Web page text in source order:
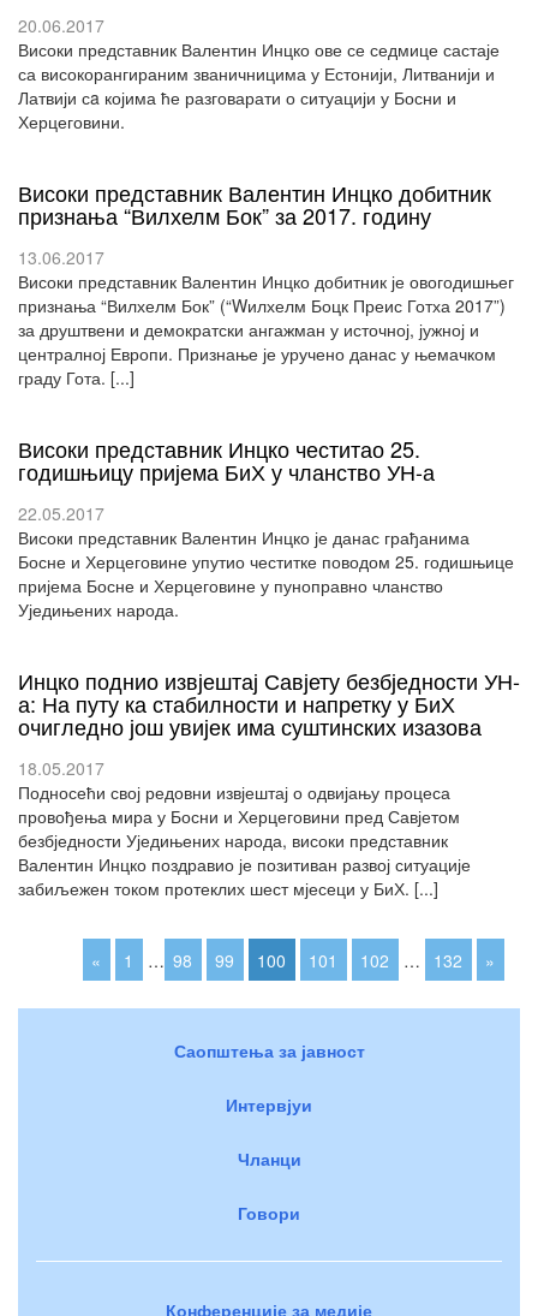
20.06.2017
Високи представник Валентин Инцко ове се седмице састаје
са високорангираним званичницима у Естонији, Литванији и
Латвији сa којима ће разговарати о ситуацији у Босни и
Херцеговини.
Високи представник Валентин Инцко добитник
признања “Вилхелм Бок” за 2017. годину
13.06.2017
Високи представник Валентин Инцко добитник је овогодишњег
признања “Вилхелм Бок” (“Wилхелм Боцк Преис Готха 2017”)
за друштвени и демократски ангажман у источној, јужној и
централној Европи. Признање је уручено данас у њемачком
граду Гота. [...]
Високи представник Инцко честитао 25.
годишњицу пријема БиХ у чланство УН-а
22.05.2017
Високи представник Валентин Инцко је данас грађанима
Босне и Херцеговине упутио честитке поводом 25. годишњице
пријема Босне и Херцеговине у пуноправно чланство
Уједињених народа.
Инцко поднио извјештај Савјету безбједности УН-
а: На путу ка стабилности и напретку у БиХ
очигледно још увијек има суштинских изазова
18.05.2017
Подносећи свој редовни извјештај о одвијању процеса
провођења мира у Босни и Херцеговини пред Савјетом
безбједности Уједињених народа, високи представник
Валентин Инцко поздравио је позитиван развој ситуације
забиљежен током протеклих шест мјесеци у БиХ. [...]
« 1 … 98 99 100 101 102 … 132 »
Саопштења за јавност
Интервјуи
Чланци
Говори
Конференције за медије